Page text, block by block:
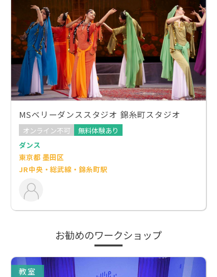
MSベリーダンススタジオ 錦糸町スタジオ
オンライン不可
無料体験あり
ダンス
東京都 墨田区
JR中央・総武線・錦糸町駅
お勧めのワークショップ
教室